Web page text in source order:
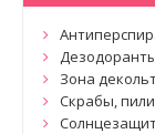
Зона
Скрабы,